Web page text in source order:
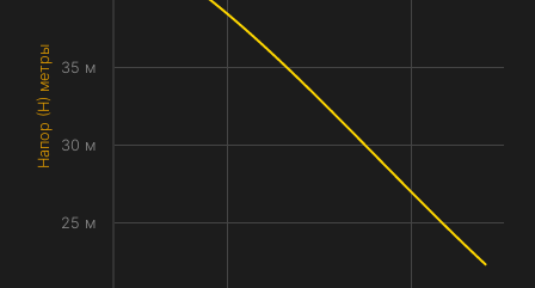
Напор (H) метры
25 м
30 м
35 м